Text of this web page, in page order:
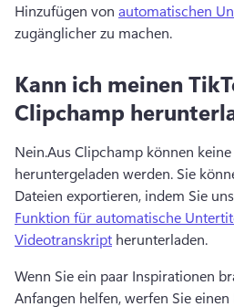
Hinzufügen von automatischen
zugänglicher zu machen.
Kann ich meinen
Clipchamp
Nein.Aus Clipchamp können
heruntergeladen werden. Sie
Dateien exportieren, indem Sie
Funktion für automatische
Videotranskript herunterladen.
Wenn Sie ein paar Inspirationen
Anfangen helfen, werfen Sie